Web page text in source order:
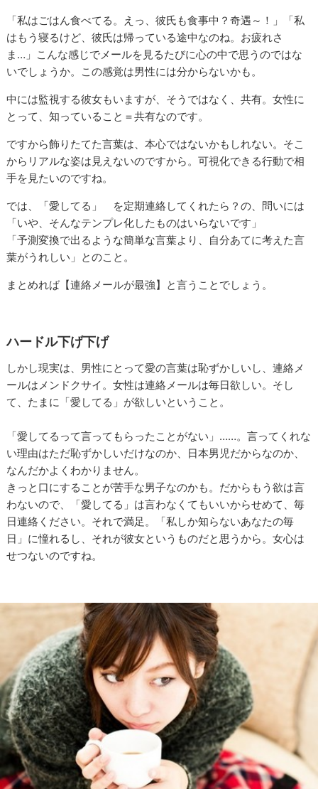
「私はごはん食べてる。えっ、彼氏も食事中？奇遇～！」「私
はもう寝るけど、彼氏は帰っている途中なのね。お疲れさ
ま…」こんな感じでメールを見るたびに心の中で思うのではな
いでしょうか。この感覚は男性には分からないかも。
中には監視する彼女もいますが、そうではなく、共有。女性に
とって、知っていること＝共有なのです。
ですから飾りたてた言葉は、本心ではないかもしれない。そこ
からリアルな姿は見えないのですから。可視化できる行動で相
手を見たいのですね。
では、「愛してる」 を定期連絡してくれたら？の、問いには
「いや、そんなテンプレ化したものはいらないです」
「予測変換で出るような簡単な言葉より、自分あてに考えた言
葉がうれしい」とのこと。
まとめれば【連絡メールが最強】と言うことでしょう。
ハードル下げ下げ
しかし現実は、男性にとって愛の言葉は恥ずかしいし、連絡メ
ールはメンドクサイ。女性は連絡メールは毎日欲しい。そし
て、たまに「愛してる」が欲しいということ。
「愛してるって言ってもらったことがない」……。言ってくれな
い理由はただ恥ずかしいだけなのか、日本男児だからなのか、
なんだかよくわかりません。
きっと口にすることが苦手な男子なのかも。だからもう欲は言
わないので、「愛してる」は言わなくてもいいからせめて、毎
日連絡ください。それで満足。「私しか知らないあなたの毎
日」に憧れるし、それが彼女というものだと思うから。女心は
せつないのですね。